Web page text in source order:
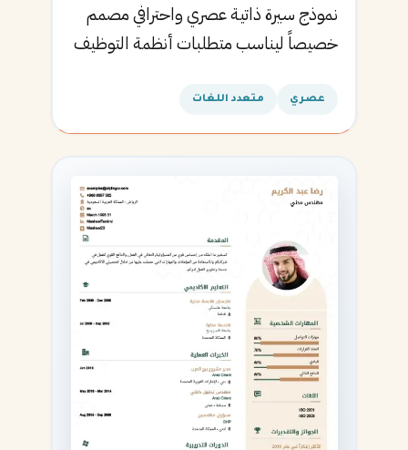
نموذج سيرة ذاتية عصري واحترافي مصمم
خصيصاً ليناسب متطلبات أنظمة التوظيف
القادمة.
عصري متعدد اللغات